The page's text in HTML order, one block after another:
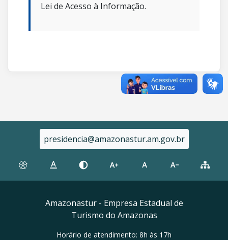
Lei de Acesso à Informação.
presidencia@amazonastur.am.gov.br
Amazonastur - Empresa Estadual de
Turismo do Amazonas
Horário de atendimento: 8h às 17h